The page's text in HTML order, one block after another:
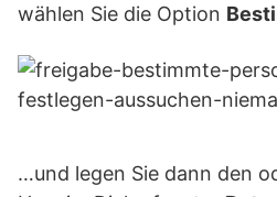
wählen Sie die Option
…und legen Sie dann den